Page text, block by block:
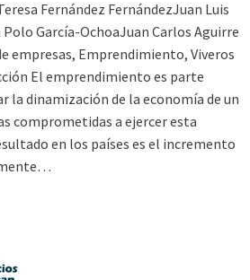
Fernández FernándezJuan Luis
García-OchoaJuan Carlos Aguirre
empresas, Emprendimiento, Viveros
El emprendimiento es parte
la dinamización de la economía de un
comprometidas a ejercer esta
en los países es el incremento